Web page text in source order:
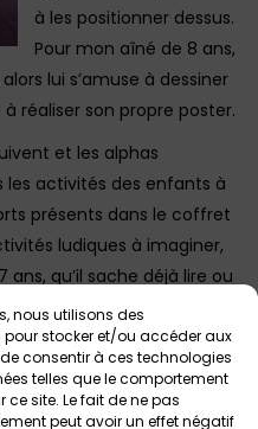
nous utilisons des
stocker et/ou accéder aux
consentir à ces technologies
telles que le comportement
site. Le fait de ne pas
peut avoir un effet négatif
à les positionner dessus.
Pour mon aîné de 8 ans,
lui s’amuse à dessiner
réaliser son propre poster.
et les alphas
activités des enfants à
présents dans le coffret
ludiques à imaginer,
qu’il sache déjà lire ou
quelque sorte, donner
la lecture ou d’approfondir